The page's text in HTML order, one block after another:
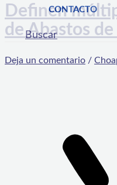
CONTACTO
Buscar
Definen
de Abastos de
Deja un comentario /